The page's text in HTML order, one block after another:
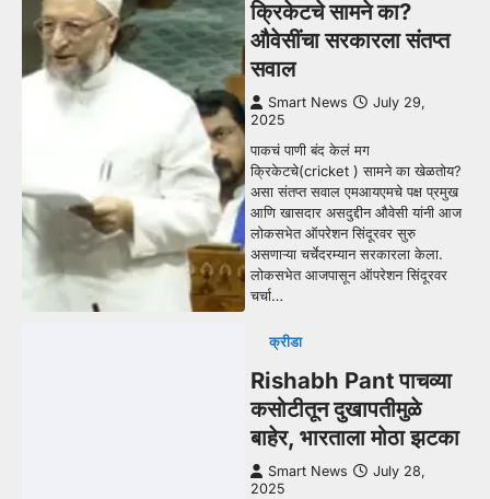
क्रिकेटचे सामने का?
औवेसींचा सरकारला संतप्त
सवाल
Smart News
July 29,
2025
पाकचं पाणी बंद केलं मग
क्रिकेटचे(cricket ) सामने का खेळतोय?
असा संतप्त सवाल एमआयएमचे पक्ष प्रमुख
आणि खासदार असदुद्दीन औवेसी यांनी आज
लोकसभेत ऑपरेशन सिंदूरवर सुरु
असणाऱ्या चर्चेदरम्यान सरकारला केला.
लोकसभेत आजपासून ऑपरेशन सिंदूरवर
चर्चा…
क्रीडा
Rishabh Pant पाचव्या
कसोटीतून दुखापतीमुळे
बाहेर, भारताला मोठा झटका
Smart News
July 28,
2025